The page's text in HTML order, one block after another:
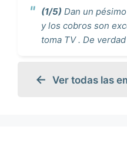
(1/5) Dan un
y los cobros son
toma TV . De
Ver todas las